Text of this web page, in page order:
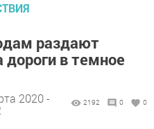
раздают
в темное
2020 -
2192 0 0